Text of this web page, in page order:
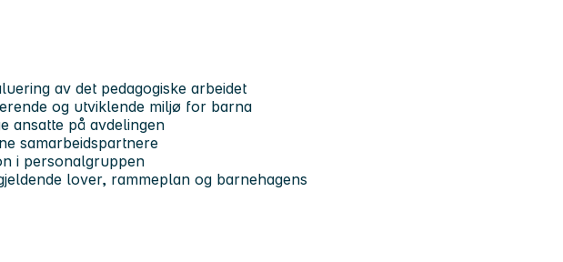
av det pedagogiske arbeidet
og utviklende miljø for barna
ansatte på avdelingen
samarbeidspartnere
i personalgruppen
lover, rammeplan og barnehagens